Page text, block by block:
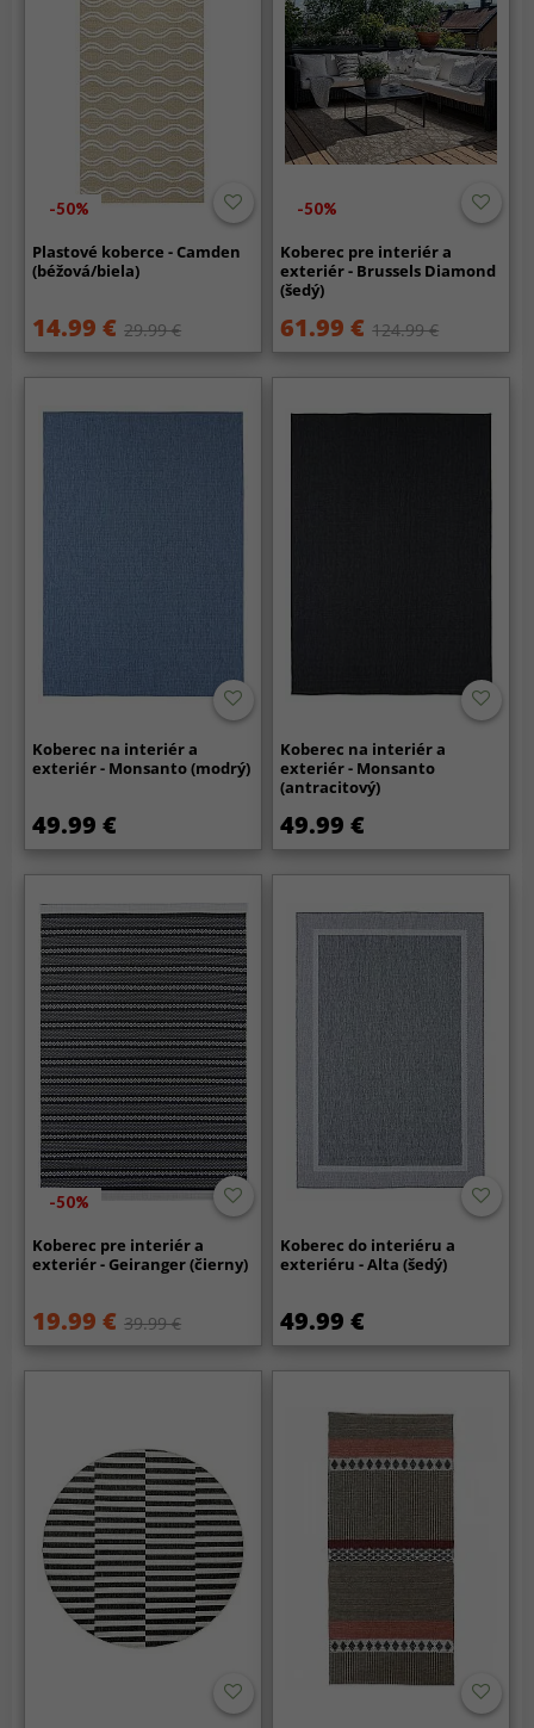
-50%
Plastové koberce - Camden
(béžová/biela)
14.99 € 29.99 €
-50%
Koberec pre interiér a
exteriér - Brussels Diamond
(šedý)
61.99 € 124.99 €
Koberec na interiér a
exteriér - Monsanto (modrý)
49.99 €
Koberec na interiér a
exteriér - Monsanto
(antracitový)
49.99 €
-50%
Koberec pre interiér a
exteriér - Geiranger (čierny)
19.99 € 39.99 €
Koberec do interiéru a
exteriéru - Alta (šedý)
49.99 €